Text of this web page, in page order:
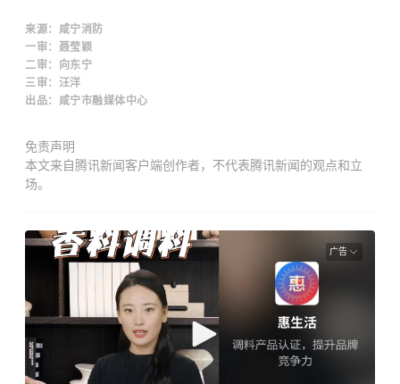
来源：咸宁消防
一审：聂莹颖
二审：向东宁
三审：汪洋
出品：咸宁市融媒体中心
免责声明
本文来自腾讯新闻客户端创作者，不代表腾讯新闻的观点和立
场。
广告